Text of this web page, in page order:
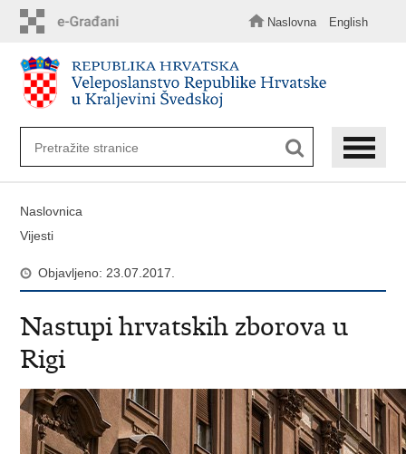
sadržaj
Naslovna English
Naslovnica
Vijesti
Objavljeno: 23.07.2017.
Nastupi hrvatskih zborova u
Rigi